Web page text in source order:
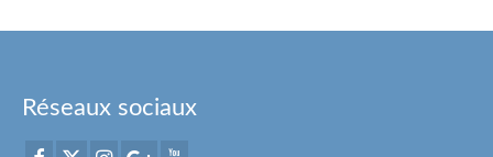
Réseaux sociaux